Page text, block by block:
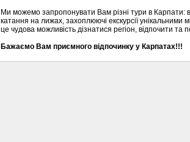
Ми можемо запропонувати Вам різні тури в Карпати:
катання на лижах, захоплюючі екскурсії
це чудова можливість дізнатися регіон, відпочити та
Бажаємо Вам приємного відпочинку у Карпатах!!!